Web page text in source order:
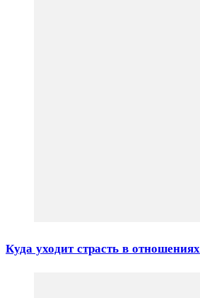
Куда уходит страсть в отношениях